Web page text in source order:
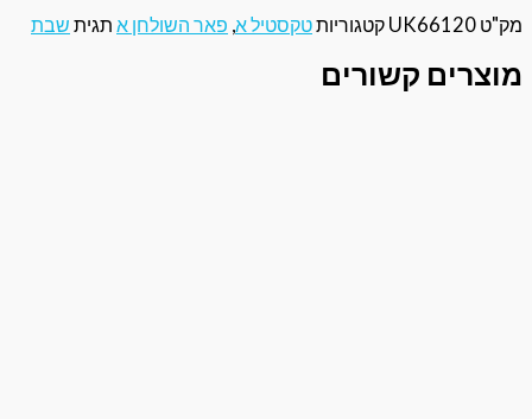
קטגוריות טקסטיל א,פאר השולחן אתגיתשבת
קשורים